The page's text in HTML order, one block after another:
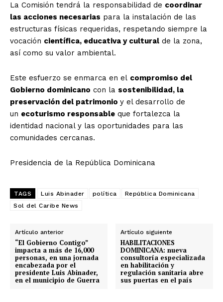
La Comisión tendrá la responsabilidad de coordinar
las acciones necesarias para la instalación de las
estructuras físicas requeridas, respetando siempre la
vocación científica, educativa y cultural de la zona,
así como su valor ambiental.
Este esfuerzo se enmarca en el compromiso del
Gobierno dominicano con la sostenibilidad, la
preservación del patrimonio y el desarrollo de
un ecoturismo responsable que fortalezca la
identidad nacional y las oportunidades para las
comunidades cercanas.
Presidencia de la República Dominicana
TAGS Luis Abinader política
República Dominicana
Sol del Caribe News
Artículo anterior
“El Gobierno Contigo”
impacta a más de 16,000
personas, en una jornada
encabezada por el
presidente Luis Abinader,
en el municipio de Guerra
Artículo siguiente
HABILITACIONES
DOMINICANA: nueva
consultoría especializada
en habilitación y
regulación sanitaria abre
sus puertas en el país